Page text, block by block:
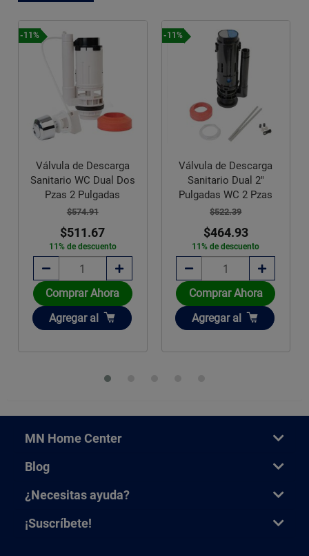
-11%
Válvula de Descarga
Sanitario WC Dual Dos
Pzas 2 Pulgadas
$574.91
$511.67
11% de descuento
Comprar Ahora
Añadir
Agregar al
-11%
Válvula de Descarga
Sanitario Dual 2"
Pulgadas WC 2 Pzas
$522.39
$464.93
11% de descuento
Comprar Ahora
Añadir
Agregar al
MN Home Center
Blog
¿Necesitas ayuda?
¡Suscríbete!